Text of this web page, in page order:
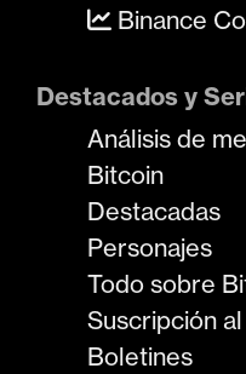
Binance
Destacados y
Análisis de
Bitcoin
Destacadas
Personajes
Todo sobre
Suscripción
Boletines